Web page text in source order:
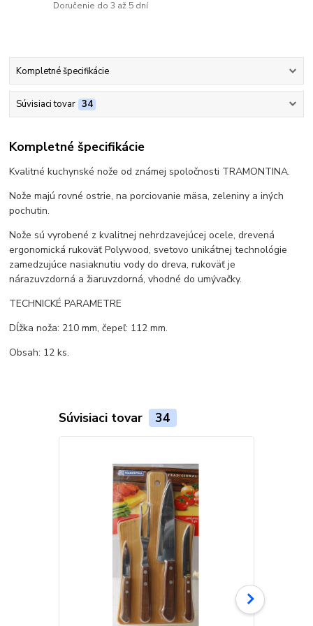
Doručenie do 3 až 5 dní
Kompletné špecifikácie
Súvisiaci tovar 34
Kompletné špecifikácie
Kvalitné kuchynské nože od známej spoločnosti TRAMONTINA.
Nože majú rovné ostrie, na porciovanie mäsa, zeleniny a iných
pochutin.
Nože sú vyrobené z kvalitnej nehrdzavejúcej ocele, drevená
ergonomická rukoväť Polywood, svetovo unikátnej technológie
zamedzujúce nasiaknutiu vody do dreva, rukoväť je
nárazuvzdorná a žiaruvzdorná, vhodné do umývačky.
TECHNICKÉ PARAMETRE
Dĺžka noža: 210 mm, čepeľ: 112 mm.
Obsah: 12 ks.
Súvisiaci tovar 34